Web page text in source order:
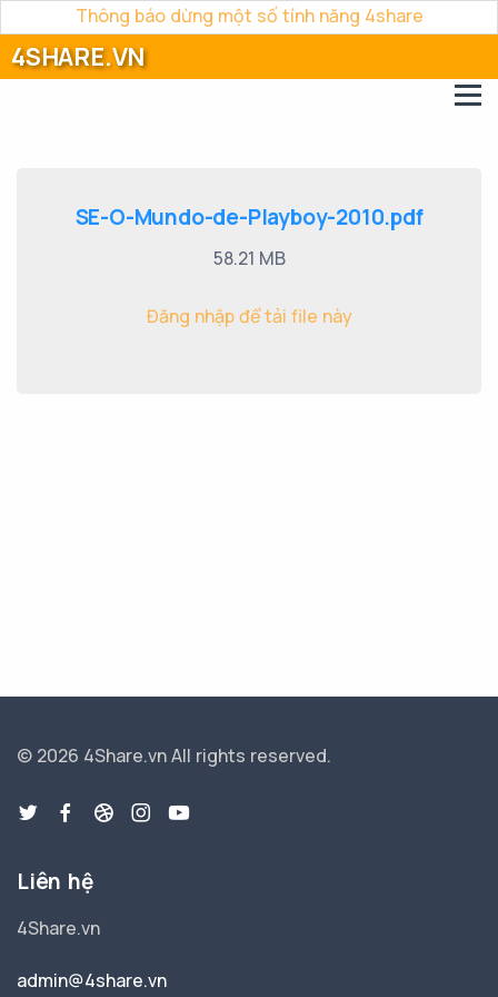
Thông báo dừng một số tính năng 4share
4SHARE.VN
SE-O-Mundo-de-Playboy-2010.pdf
58.21 MB
Đăng nhập để tải file này
© 2026 4Share.vnAll rights reserved.
Liên hệ
4Share.vn
admin@4share.vn